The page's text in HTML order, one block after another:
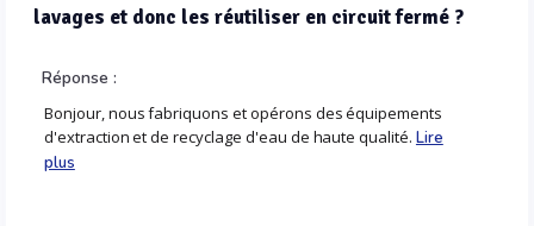
lavages et donc les réutiliser en circuit fermé ?
Réponse :
Bonjour, nous fabriquons et opérons des équipements
d'extraction et de recyclage d'eau de haute qualité. Lire
plus